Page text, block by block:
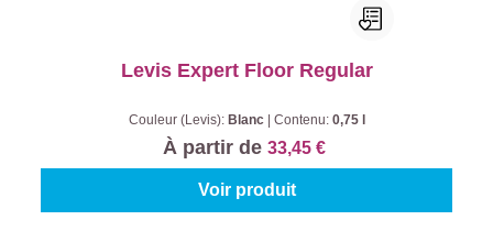
Levis Expert Floor Regular
Couleur (Levis): Blanc Contenu: 0,75 l
À partir de 33,45 €
Voir produit